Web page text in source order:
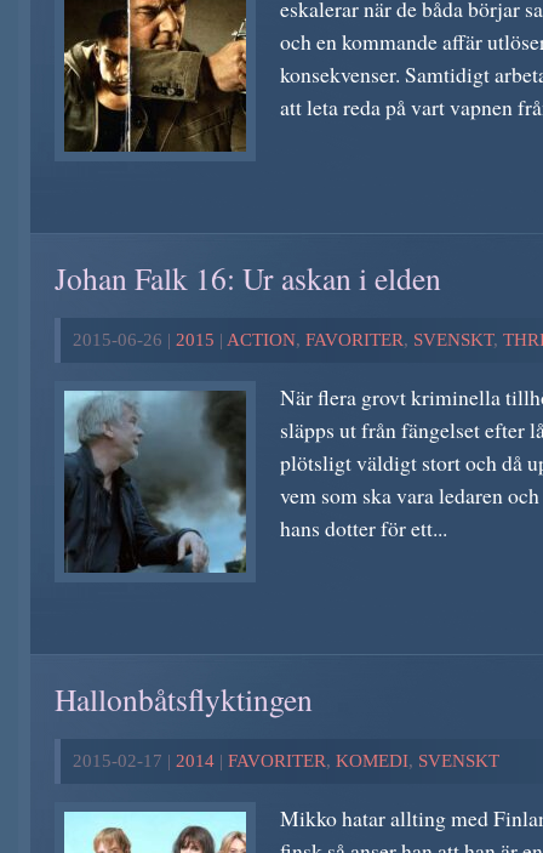
eskalerar när de båda börjar
och en kommande affär
konsekvenser. Samtidigt
att leta reda på vart vapnen
Johan Falk 16: Ur askan i elden
2015-06-26 | 2015 | ACTION, FAVORITER, SVENSKT,
När flera grovt kriminella
släpps ut från fängelset efter
plötsligt väldigt stort och då
vem som ska vara ledaren
hans dotter för ett...
Hallonbåtsflyktingen
2015-02-17 | 2014 | FAVORITER, KOMEDI, SVENSKT
Mikko hatar allting med